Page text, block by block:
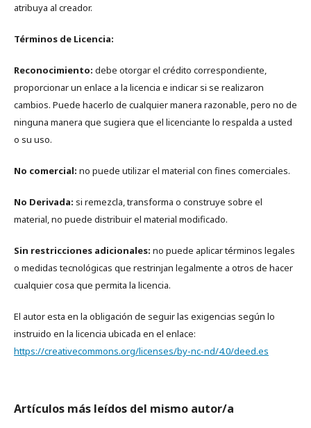
atribuya al creador.
Términos de Licencia:
Reconocimiento: debe otorgar el crédito correspondiente,
proporcionar un enlace a la licencia e indicar si se realizaron
cambios. Puede hacerlo de cualquier manera razonable, pero no de
ninguna manera que sugiera que el licenciante lo respalda a usted
o su uso.
No comercial: no puede utilizar el material con fines comerciales.
No Derivada: si remezcla, transforma o construye sobre el
material, no puede distribuir el material modificado.
Sin restricciones adicionales: no puede aplicar términos legales
o medidas tecnológicas que restrinjan legalmente a otros de hacer
cualquier cosa que permita la licencia.
El autor esta en la obligación de seguir las exigencias según lo
instruido en la licencia ubicada en el enlace:
https://creativecommons.org/licenses/by-nc-nd/4.0/deed.es
Artículos más leídos del mismo autor/a